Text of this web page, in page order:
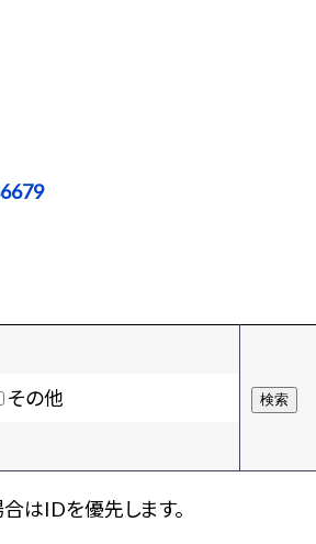
その他
はIDを優先します。